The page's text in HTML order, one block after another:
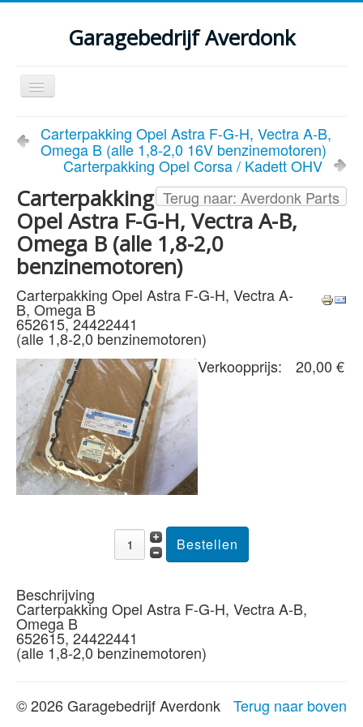
Garagebedrijf Averdonk
Schakelen
navigatie
Welkom
Klassiekers en restauratie verslagen
Diensten
Parts
Occasions
Kenteken gegevens opvragen
Contact
Carterpakking Opel Astra F-G-H, Vectra A-B,
Omega B (alle 1,8-2,0 16V benzinemotoren)
Carterpakking Opel Corsa / Kadett OHV
Terug naar: Averdonk Parts
Carterpakking
Opel Astra F-G-H, Vectra A-B,
Omega B (alle 1,8-2,0
benzinemotoren)
Carterpakking Opel Astra F-G-H, Vectra A-
B, Omega B
652615, 24422441
(alle 1,8-2,0 benzinemotoren)
Verkoopprijs:
20,00 €
Beschrijving
Carterpakking Opel Astra F-G-H, Vectra A-B,
Omega B
652615, 24422441
(alle 1,8-2,0 benzinemotoren)
Terug naar boven
© 2026 Garagebedrijf Averdonk